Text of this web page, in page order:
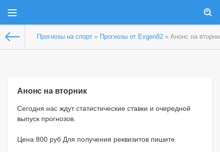
Прогнозы на спорт » Прогнозы от Evgen82 » Анонс на
Анонс на вторник
Сегодня нас ждут статистические ставки и очередной
выпуск прогнозов.
Цена 800 руб Для получения реквизитов пишите